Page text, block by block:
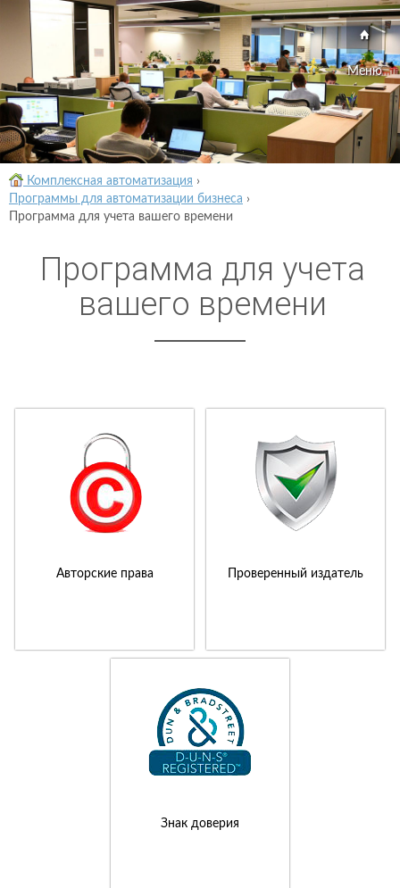
Меню
Комплексная автоматизация ›
Программы для автоматизации бизнеса ›
Программа для учета вашего времени
Программа для учета
вашего времени
Авторские права Проверенный издатель
Знак доверия